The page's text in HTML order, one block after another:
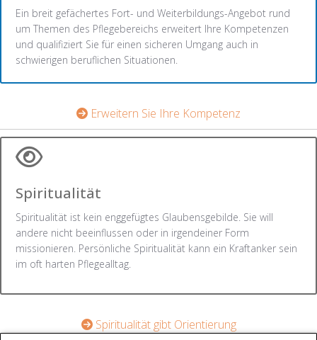
Ein breit gefächertes Fort- und Weiterbildungs-Angebot rund
um Themen des Pflegebereichs erweitert Ihre Kompetenzen
und qualifiziert Sie für einen sicheren Umgang auch in
schwierigen beruflichen Situationen.
Erweitern Sie Ihre Kompetenz
Spiritualität
Spiritualität ist kein enggefügtes Glaubensgebilde. Sie will
andere nicht beeinflussen oder in irgendeiner Form
missionieren. Persönliche Spiritualität kann ein Kraftanker sein
im oft harten Pflegealltag.
Spiritualität gibt Orientierung